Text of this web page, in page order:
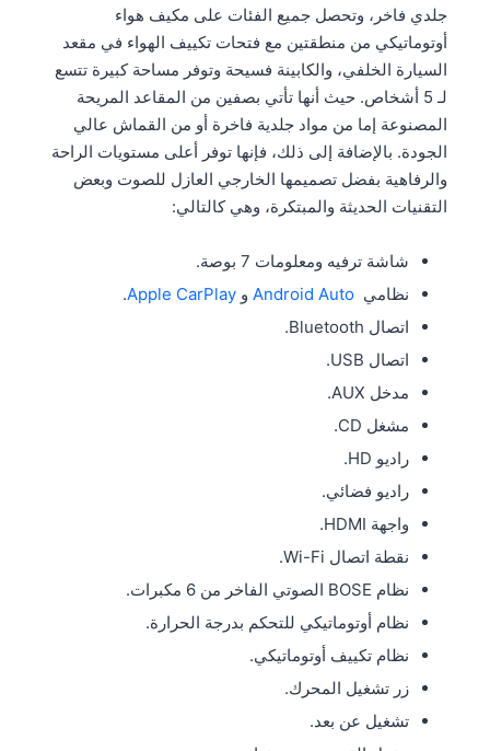
جلدي فاخر، وتحصل جميع الفئات على مكيف هواء
أوتوماتيكي من منطقتين مع فتحات تكييف الهواء في مقعد
السيارة الخلفي، والكابينة فسيحة وتوفر مساحة كبيرة تتسع
لـ 5 أشخاص. حيث أنها تأتي بصفين من المقاعد المريحة
المصنوعة إما من مواد جلدية فاخرة أو من القماش عالي
الجودة. بالإضافة إلى ذلك، فإنها توفر أعلى مستويات الراحة
والرفاهية بفضل تصميمها الخارجي العازل للصوت وبعض
التقنيات الحديثة والمبتكرة، وهي كالتالي:
شاشة ترفيه ومعلومات 7 بوصة.
نظامي Android Auto و Apple CarPlay
.
اتصال Bluetooth.
اتصال USB.
مدخل AUX.
مشغل CD.
راديو HD.
راديو فضائي.
واجهة HDMI.
نقطة اتصال Wi-Fi.
نظام BOSE الصوتي الفاخر من 6 مكبرات.
نظام أوتوماتيكي للتحكم بدرجة الحرارة.
نظام تكييف أوتوماتيكي.
زر تشغيل المحرك.
تشغيل عن بعد.